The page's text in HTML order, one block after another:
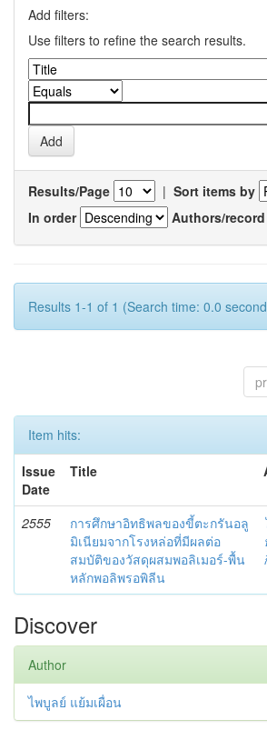
Add filters:
Use filters to refine the search results.
Results/Page | Sort items by
In order
Authors/record
Results 1-1 of 1 (Search time: 0.0
Item hits:
Issue
Date
Title
2555
การศึกษาอิทธิพลของขี้ตะกรันอลู
มิเนียมจากโรงหล่อที่มีผลต่อ
สมบัติของวัสดุผสมพอลิเมอร์-พื้น
หลักพอลิพรอพิลีน
Discover
Author
ไพบูลย์ แย้มเผื่อน